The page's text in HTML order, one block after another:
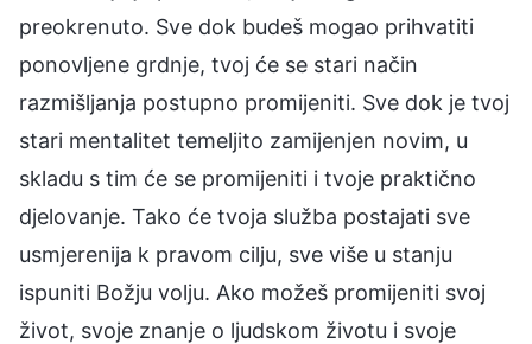
preokrenuto. Sve dok budeš mogao prihvatiti
ponovljene grdnje, tvoj će se stari način
razmišljanja postupno promijeniti. Sve dok je tvoj
stari mentalitet temeljito zamijenjen novim, u
skladu s tim će se promijeniti i tvoje praktično
djelovanje. Tako će tvoja služba postajati sve
usmjerenija k pravom cilju, sve više u stanju
ispuniti Božju volju. Ako možeš promijeniti svoj
život, svoje znanje o ljudskom životu i svoje